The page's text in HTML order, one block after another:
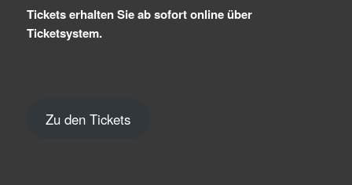
Tickets erhalten Sie ab sofort online über
Ticketsystem.
Zu den Tickets